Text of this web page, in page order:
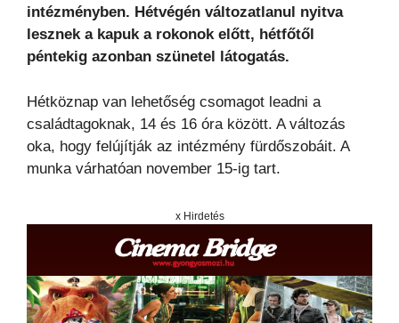
intézményben. Hétvégén változatlanul nyitva
lesznek a kapuk a rokonok előtt, hétfőtől
péntekig azonban szünetel látogatás.
Hétköznap van lehetőség csomagot leadni a
családtagoknak, 14 és 16 óra között. A változás
oka, hogy felújítják az intézmény fürdőszobáit. A
munka várhatóan november 15-ig tart.
x Hirdetés